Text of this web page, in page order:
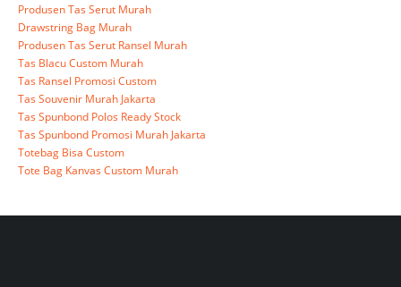
Produsen Tas Serut Murah
Drawstring Bag Murah
Produsen Tas Serut Ransel Murah
Tas Blacu Custom Murah
Tas Ransel Promosi Custom
Tas Souvenir Murah Jakarta
Tas Spunbond Polos Ready Stock
Tas Spunbond Promosi Murah Jakarta
Totebag Bisa Custom
Tote Bag Kanvas Custom Murah